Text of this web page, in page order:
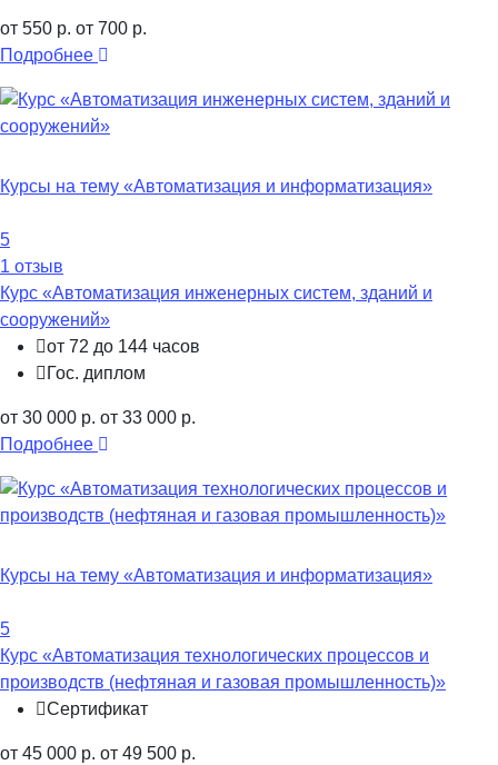
от 550 р. от 700 р.
Подробнее
Курсы на тему «Автоматизация и информатизация»
5
1 отзыв
Курс «Автоматизация инженерных систем, зданий и
сооружений»
от 72 до 144 часов
Гос. диплом
от 30 000 р. от 33 000 р.
Подробнее
Курсы на тему «Автоматизация и информатизация»
5
Курс «Автоматизация технологических процессов и
производств (нефтяная и газовая промышленность)»
Сертификат
от 45 000 р. от 49 500 р.